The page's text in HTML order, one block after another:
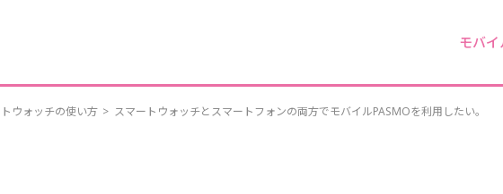
モバイ
ウォッチの使い方 > スマートウォッチとスマートフォンの両方でモバイルPASMOを利用したい。